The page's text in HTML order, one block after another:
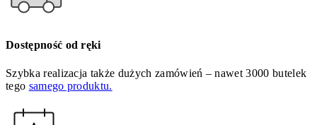
Dostępność od ręki
Szybka realizacja także dużych zamówień – nawet 3000 butelek
tego samego produktu.